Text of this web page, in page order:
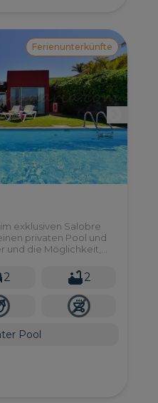
Ferienunterkünfte
exklusiven Salobre
privaten Pool und
und die Möglichkeit,
2 2
Pool